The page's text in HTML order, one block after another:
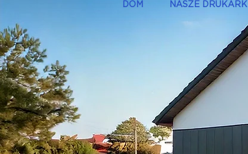
DOM NASZE DRUKARKI